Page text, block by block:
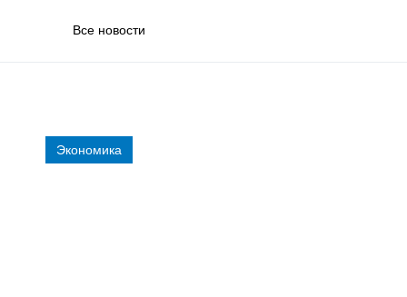
Все новости
Экономика